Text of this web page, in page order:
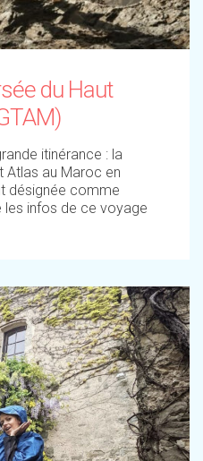
du Haut
itinérance : la
Atlas au Maroc en
désignée comme
les infos de ce voyage